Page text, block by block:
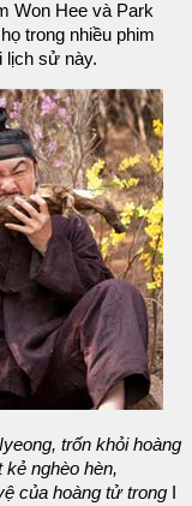
Won Hee và Park
trong nhiều phim
lịch sử này.
trốn khỏi hoàng
kẻ nghèo hèn,
của hoàng tử trongI